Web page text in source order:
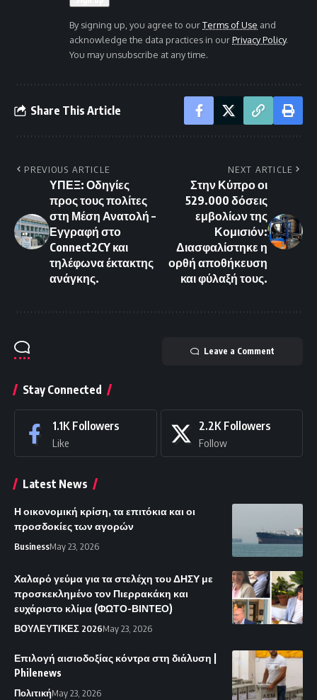
By signing up, you agree to ourTerms of Use and
acknowledge the data practices in ourPrivacy Policy.
You may unsubscribe at any time.
Share This Article
PREVIOUS ARTICLE
ΥΠΕΞ: Οδηγίες
προς τους πολίτες
στη Μέση Ανατολή –
Εγγραφή στο
Connect2CY και
τηλέφωνα έκτακτης
ανάγκης.
NEXT ARTICLE
Στην Κύπρο οι
529.000 δόσεις
εμβολίων της
Κομισιόν:
Διασφαλίστηκε η
ορθή αποθήκευση
και φύλαξή τους.
Leave a Comment
Stay Connected
1.1K Followers
Like
2.2K Followers
Follow
Latest News
Η οικονομική κρίση, τα επιτόκια και οι
προσδοκίες των αγορών
BusinessMay 23, 2026
Χαλαρό γεύμα για τα στελέχη του ΔΗΣΥ με
προσκεκλημένο τον Πιερρακάκη και
ευχάριστο κλίμα (ΦΩΤΟ-ΒΙΝΤΕΟ)
ΒΟΥΛΕΥΤΙΚΕΣ 2026May 23, 2026
Επιλογή αισιοδοξίας κόντρα στη διάλυση |
Philenews
ΠολιτικήMay 23, 2026